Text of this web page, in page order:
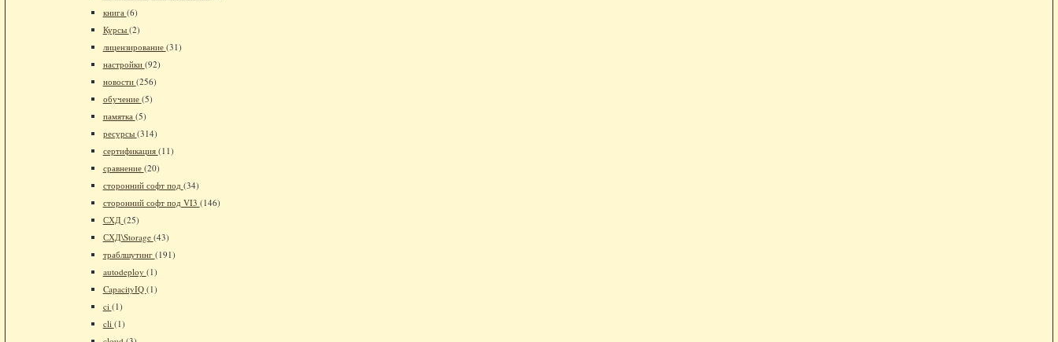
книга (6)
Курсы (2)
лицензирование (31)
настройки (92)
новости (256)
обучение (5)
памятка (5)
ресурсы (314)
сертификация (11)
сравнение (20)
сторонний софт под (34)
сторонний софт под VI3 (146)
СХД (25)
СХД\Storage (43)
траблшутинг (191)
autodeploy (1)
CapacityIQ (1)
ci (1)
cli (1)